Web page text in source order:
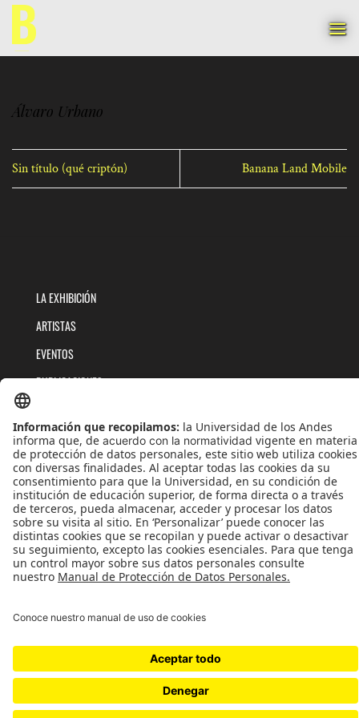
Saltar
contenido
Álvaro Urbano
Sin título (qué criptón) Banana Land Mobile
LA EXHIBICIÓN
ARTISTAS
EVENTOS
PUBLICACIONES
POLÍTICAS DE TRATAMIENTOS DE DATOS
TÉRMINOS Y CONDICIONES
Reconocimiento como Universidad: Decreto 1297 del 30 de mayo de 1964.